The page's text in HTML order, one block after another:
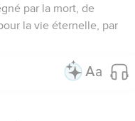
par la mort, de
la vie éternelle, par